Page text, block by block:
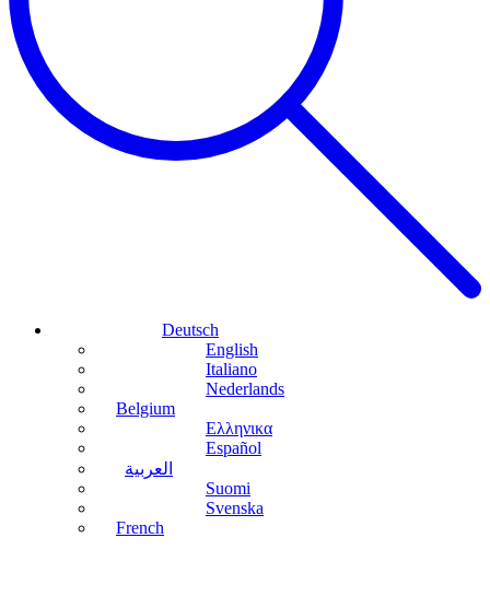
Deutsch
English
Italiano
Nederlands
Belgium
Ελληνικα
Español
العربية
Suomi
Svenska
French